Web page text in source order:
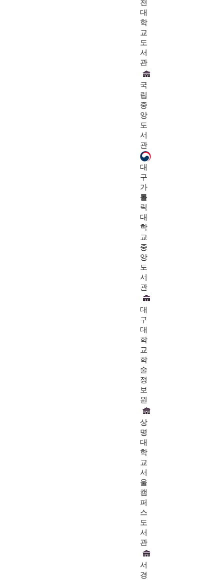
천
대
학
교
도
서
관
국
립
중
앙
도
서
관
대
구
가
톨
릭
대
학
교
중
앙
도
서
관
대
구
대
학
교
학
술
정
보
원
상
명
대
학
교
서
울
캠
퍼
스
도
서
관
서
경